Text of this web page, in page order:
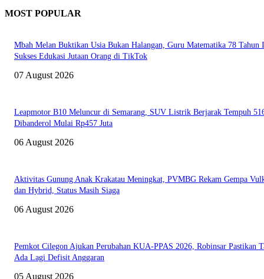
MOST POPULAR
Mbah Melan Buktikan Usia Bukan Halangan, Guru Matematika 78 Tahun
Sukses Edukasi Jutaan Orang di TikTok
07 August 2026
Leapmotor B10 Meluncur di Semarang, SUV Listrik Berjarak Tempuh
Dibanderol Mulai Rp457 Juta
06 August 2026
Aktivitas Gunung Anak Krakatau Meningkat, PVMBG Rekam Gempa
dan Hybrid, Status Masih Siaga
06 August 2026
Pemkot Cilegon Ajukan Perubahan KUA-PPAS 2026, Robinsar Pastikan
Ada Lagi Defisit Anggaran
05 August 2026